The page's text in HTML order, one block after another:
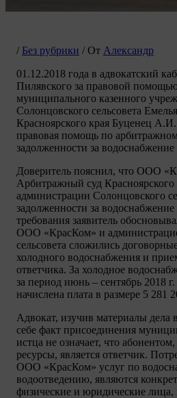
/ Без рубрики / От Александр
01.12.2018 года в адвокатский
Пилявского за правовой помощью
муниципального казенного
Солонцовского сельсовета
Красноярского края Буценец
правовая помощь по
задолженности за
Доверитель пояснил, что ООО
Арбитражный суд Красноярского
администрации Солонцовского
задолженности за
требования заявитель
ООО «КрасКом» и
сельсовета сложились
холодного водоснабжения и
ответчика. За холодное
за период июнь – сентябрь 2018
начислена плата в размере 5 281
Адвокат, изучив материалы дела
себе факт присоединения
истца не означает, что
ресурсы, является ответчик.
ООО «КрасКом» услуг по
водоотведению, являются
физические и юридические